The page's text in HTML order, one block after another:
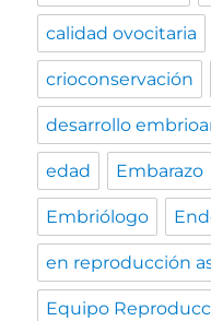
calidad ovocitaria
crioconservación
desarrollo
edad Embarazo
Embriólogo
en reproducción
Equipo